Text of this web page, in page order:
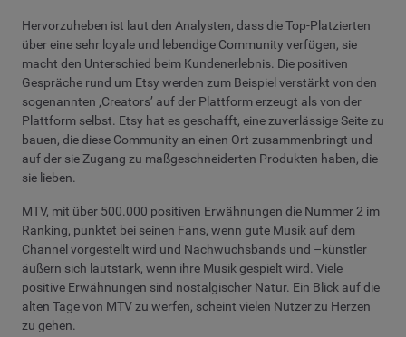
Hervorzuheben ist laut den Analysten, dass die Top-Platzierten
über eine sehr loyale und lebendige Community verfügen, sie
macht den Unterschied beim Kundenerlebnis. Die positiven
Gespräche rund um Etsy werden zum Beispiel verstärkt von den
sogenannten ‚Creators’ auf der Plattform erzeugt als von der
Plattform selbst. Etsy hat es geschafft, eine zuverlässige Seite zu
bauen, die diese Community an einen Ort zusammenbringt und
auf der sie Zugang zu maßgeschneiderten Produkten haben, die
sie lieben.
MTV, mit über 500.000 positiven Erwähnungen die Nummer 2 im
Ranking, punktet bei seinen Fans, wenn gute Musik auf dem
Channel vorgestellt wird und Nachwuchsbands und –künstler
äußern sich lautstark, wenn ihre Musik gespielt wird. Viele
positive Erwähnungen sind nostalgischer Natur. Ein Blick auf die
alten Tage von MTV zu werfen, scheint vielen Nutzer zu Herzen
zu gehen.